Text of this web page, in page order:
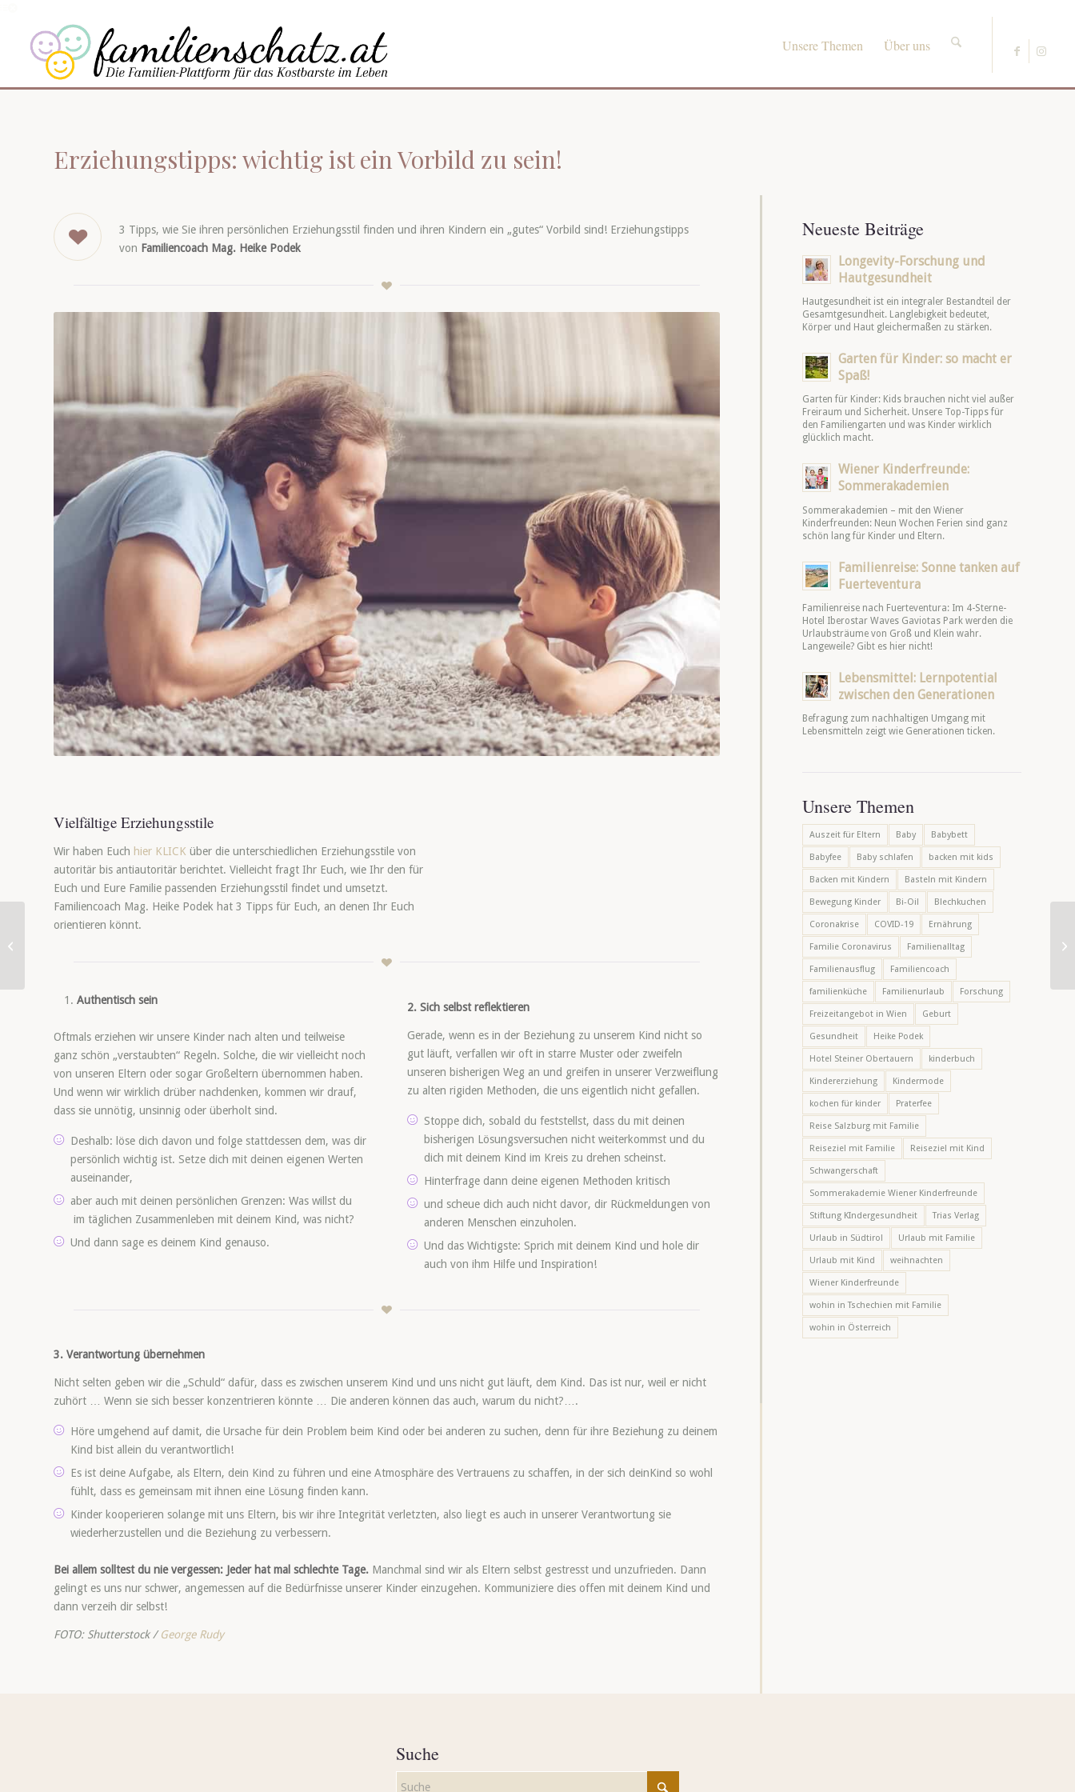
Unsere Themen Über uns
Erziehungstipps: wichtig ist ein Vorbild zu sein!
3 Tipps, wie Sie ihren persönlichen Erziehungsstil finden und ihren Kindern ein „gutes“ Vorbild sind! Erziehungstipps
von Familiencoach Mag. Heike Podek
Vielfältige Erziehungsstile
Wir haben Euch hier KLICK über die unterschiedlichen Erziehungsstile von
autoritär bis antiautoritär berichtet. Vielleicht fragt Ihr Euch, wie Ihr den für
Euch und Eure Familie passenden Erziehungsstil findet und umsetzt.
Familiencoach Mag. Heike Podek hat 3 Tipps für Euch, an denen Ihr Euch
orientieren könnt.
Authentisch sein
Oftmals erziehen wir unsere Kinder nach alten und teilweise
ganz schön „verstaubten“ Regeln. Solche, die wir vielleicht noch
von unseren Eltern oder sogar Großeltern übernommen haben.
Und wenn wir wirklich drüber nachdenken, kommen wir drauf,
dass sie unnötig, unsinnig oder überholt sind.
Deshalb: löse dich davon und folge stattdessen dem, was dir
persönlich wichtig ist. Setze dich mit deinen eigenen Werten
auseinander,
aber auch mit deinen persönlichen Grenzen: Was willst du
im täglichen Zusammenleben mit deinem Kind, was nicht?
Und dann sage es deinem Kind genauso.
2. Sich selbst reflektieren
Gerade, wenn es in der Beziehung zu unserem Kind nicht so
gut läuft, verfallen wir oft in starre Muster oder zweifeln
unseren bisherigen Weg an und greifen in unserer Verzweiflung
zu alten rigiden Methoden, die uns eigentlich nicht gefallen.
Stoppe dich, sobald du feststellst, dass du mit deinen
bisherigen Lösungsversuchen nicht weiterkommst und du
dich mit deinem Kind im Kreis zu drehen scheinst.
Hinterfrage dann deine eigenen Methoden kritisch
und scheue dich auch nicht davor, dir Rückmeldungen von
anderen Menschen einzuholen.
Und das Wichtigste: Sprich mit deinem Kind und hole dir
auch von ihm Hilfe und Inspiration!
3. Verantwortung übernehmen
Nicht selten geben wir die „Schuld“ dafür, dass es zwischen unserem Kind und uns nicht gut läuft, dem Kind. Das ist nur, weil er nicht
zuhört … Wenn sie sich besser konzentrieren könnte … Die anderen können das auch, warum du nicht?….
Höre umgehend auf damit, die Ursache für dein Problem beim Kind oder bei anderen zu suchen, denn für ihre Beziehung zu deinem
Kind bist allein du verantwortlich!
Es ist deine Aufgabe, als Eltern, dein Kind zu führen und eine Atmosphäre des Vertrauens zu schaffen, in der sich deinKind so wohl
fühlt, dass es gemeinsam mit ihnen eine Lösung finden kann.
Kinder kooperieren solange mit uns Eltern, bis wir ihre Integrität verletzten, also liegt es auch in unserer Verantwortung sie
wiederherzustellen und die Beziehung zu verbessern.
Bei allem solltest du nie vergessen: Jeder hat mal schlechte Tage. Manchmal sind wir als Eltern selbst gestresst und unzufrieden. Dann
gelingt es uns nur schwer, angemessen auf die Bedürfnisse unserer Kinder einzugehen. Kommuniziere dies offen mit deinem Kind und
dann verzeih dir selbst!
FOTO: Shutterstock /George Rudy
Neueste Beiträge
Longevity-Forschung und
Hautgesundheit
Hautgesundheit ist ein integraler Bestandteil der
Gesamtgesundheit. Langlebigkeit bedeutet,
Körper und Haut gleichermaßen zu stärken.
Garten für Kinder: so macht er
Spaß!
Garten für Kinder: Kids brauchen nicht viel außer
Freiraum und Sicherheit. Unsere Top-Tipps für
den Familiengarten und was Kinder wirklich
glücklich macht.
Wiener Kinderfreunde:
Sommerakademien
Sommerakademien – mit den Wiener
Kinderfreunden: Neun Wochen Ferien sind ganz
schön lang für Kinder und Eltern.
Familienreise: Sonne tanken auf
Fuerteventura
Familienreise nach Fuerteventura: Im 4-Sterne-
Hotel Iberostar Waves Gaviotas Park werden die
Urlaubsträume von Groß und Klein wahr.
Langeweile? Gibt es hier nicht!
Lebensmittel: Lernpotential
zwischen den Generationen
Befragung zum nachhaltigen Umgang mit
Lebensmitteln zeigt wie Generationen ticken.
Unsere Themen
Auszeit für Eltern Baby Babybett
Babyfee Baby schlafen backen mit kids
Backen mit Kindern Basteln mit Kindern
Bewegung Kinder Bi-Oil Blechkuchen
Coronakrise COVID-19 Ernährung
Familie Coronavirus Familienalltag
Familienausflug Familiencoach
familienküche Familienurlaub Forschung
Freizeitangebot in Wien Geburt
Gesundheit Heike Podek
Hotel Steiner Obertauern kinderbuch
Kindererziehung Kindermode
kochen für kinder Praterfee
Reise Salzburg mit Familie
Reiseziel mit Familie Reiseziel mit Kind
Schwangerschaft
Sommerakademie Wiener Kinderfreunde
Stiftung KIndergesundheit Trias Verlag
Urlaub in Südtirol Urlaub mit Familie
Urlaub mit Kind weihnachten
Wiener Kinderfreunde
wohin in Tschechien mit Familie
wohin in Österreich
Suche